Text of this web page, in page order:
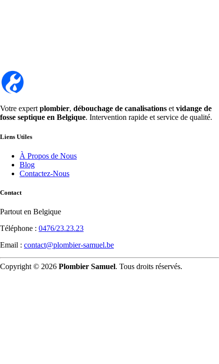
Votre expert plombier, débouchage de canalisations et vidange de
fosse septique en Belgique. Intervention rapide et service de qualité.
Liens Utiles
À Propos de Nous
Blog
Contactez-Nous
Contact
Partout en Belgique
Téléphone : 0476/23.23.23
Email : contact@plombier-samuel.be
Copyright © 2026 Plombier Samuel. Tous droits réservés.